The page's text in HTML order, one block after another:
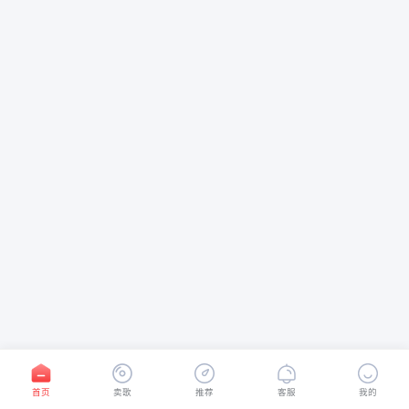
首页 卖歌 推荐 客服 我的